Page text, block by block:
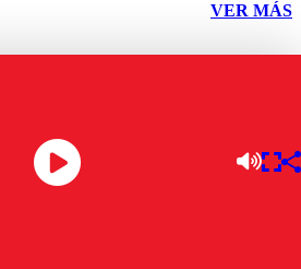
VER MÁS
cajero